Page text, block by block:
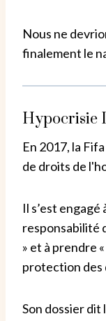
Nous ne
finalement le
Hypocrisie
En 2017, la
de droits de
Il s’est engagé
responsabilité
» et à prendre
protection des
Son dossier dit